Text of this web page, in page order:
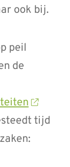
ook bij.
peil
de
tijd